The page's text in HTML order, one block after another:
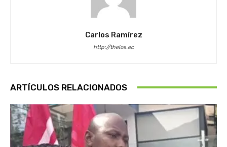
Carlos Ramírez
http://thelos.ec
ARTÍCULOS RELACIONADOS